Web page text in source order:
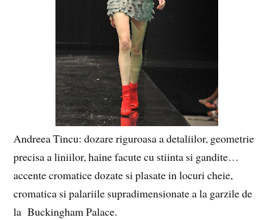
Andreea Tincu: dozare riguroasa a detaliilor, geometrie
precisa a liniilor, haine facute cu stiinta si gandite…
accente cromatice dozate si plasate in locuri cheie,
cromatica si palariile supradimensionate a la garzile de
la Buckingham Palace.